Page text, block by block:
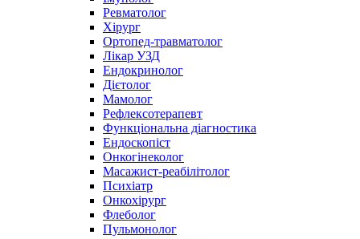
Ревматолог
Хірург
Ортопед-травматолог
Лікар УЗД
Ендокринолог
Дієтолог
Мамолог
Рефлексотерапевт
Функціональна діагностика
Ендоскопіст
Онкогінеколог
Масажист-реабілітолог
Психіатр
Онкохірург
Флеболог
Пульмонолог